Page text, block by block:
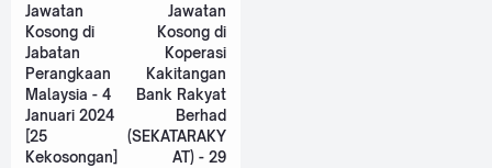
Jawatan
Kosong di
Jabatan
Perangkaan
Malaysia - 4
Januari 2024
[25
Kekosongan]
Jawatan
Kosong di
Koperasi
Kakitangan
Bank Rakyat
Berhad
(SEKATARAKY
AT) - 29